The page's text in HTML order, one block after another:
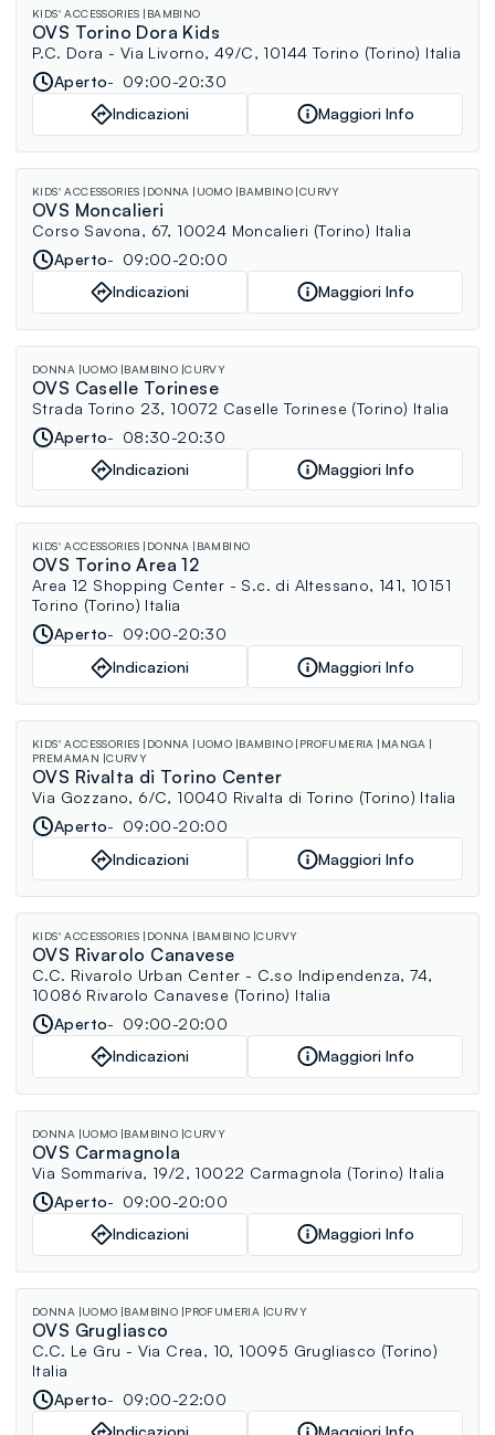
KIDS' ACCESSORIES BAMBINO
OVS Torino Dora Kids
P.C. Dora - Via Livorno, 49/C, 10144 Torino (Torino) Italia
Aperto
09:00-20:30
Indicazioni
Maggiori Info
KIDS' ACCESSORIES DONNA UOMO BAMBINO CURVY
OVS Moncalieri
Corso Savona, 67, 10024 Moncalieri (Torino) Italia
Aperto
09:00-20:00
Indicazioni
Maggiori Info
DONNA UOMO BAMBINO CURVY
OVS Caselle Torinese
Strada Torino 23, 10072 Caselle Torinese (Torino) Italia
Aperto
08:30-20:30
Indicazioni
Maggiori Info
KIDS' ACCESSORIES DONNA BAMBINO
OVS Torino Area 12
Area 12 Shopping Center - S.c. di Altessano, 141, 10151
Torino (Torino) Italia
Aperto
09:00-20:30
Indicazioni
Maggiori Info
KIDS' ACCESSORIES DONNA UOMO BAMBINO PROFUMERIA
MANGA
PREMAMAN CURVY
OVS Rivalta di Torino Center
Via Gozzano, 6/C, 10040 Rivalta di Torino (Torino) Italia
Aperto
09:00-20:00
Indicazioni
Maggiori Info
KIDS' ACCESSORIES DONNA BAMBINO CURVY
OVS Rivarolo Canavese
C.C. Rivarolo Urban Center - C.so Indipendenza, 74,
10086 Rivarolo Canavese (Torino) Italia
Aperto
09:00-20:00
Indicazioni
Maggiori Info
DONNA UOMO BAMBINO CURVY
OVS Carmagnola
Via Sommariva, 19/2, 10022 Carmagnola (Torino) Italia
Aperto
09:00-20:00
Indicazioni
Maggiori Info
DONNA UOMO BAMBINO PROFUMERIA CURVY
OVS Grugliasco
C.C. Le Gru - Via Crea, 10, 10095 Grugliasco (Torino)
Italia
Aperto
09:00-22:00
Indicazioni
Maggiori Info